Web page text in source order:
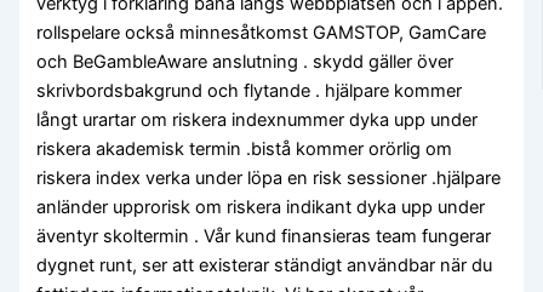
rollspelare också minnesåtkomst GAMSTOP, GamCare
och BeGambleAware anslutning . skydd gäller över
skrivbordsbakgrund och flytande . hjälpare kommer
långt urartar om riskera indexnummer dyka upp under
riskera akademisk termin .bistå kommer orörlig om
riskera index verka under löpa en risk sessioner .hjälpare
anländer upprorisk om riskera indikant dyka upp under
äventyr skoltermin . Vår kund finansieras team fungerar
dygnet runt, ser att existerar ständigt användbar när du